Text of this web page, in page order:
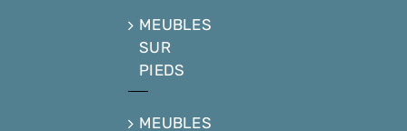
MEUBLES
SUR
PIEDS
MEUBLES